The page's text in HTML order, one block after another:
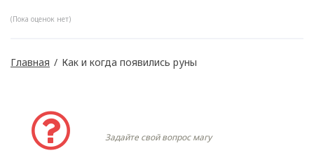
(Пока оценок нет)
Главная / Как и когда появились руны
Задайте свой вопрос магу